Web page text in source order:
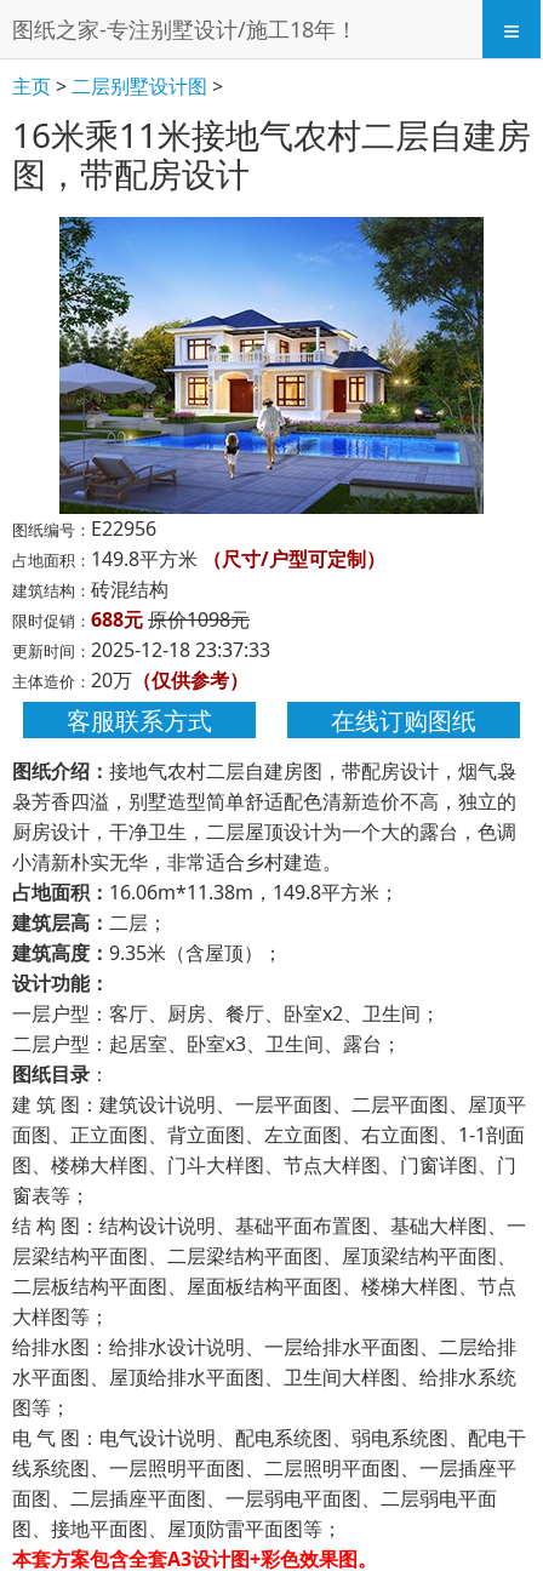
图纸之家-专注别墅设计/施工18年！ ≡
主页>二层别墅设计图 >
16米乘11米接地气农村二层自建房
图，带配房设计
图纸编号： E22956
占地面积： 149.8平方米 （尺寸/户型可定制）
建筑结构： 砖混结构
限时促销： 688元原价1098元
更新时间： 2025-12-18 23:37:33
主体造价： 20万 （仅供参考）
客服联系方式 在线订购图纸
图纸介绍： 接地气农村二层自建房图，带配房设计，烟气袅
袅芳香四溢，别墅造型简单舒适配色清新造价不高，独立的
厨房设计，干净卫生，二层屋顶设计为一个大的露台，色调
小清新朴实无华，非常适合乡村建造。
占地面积： 16.06m*11.38m，149.8平方米；
建筑层高： 二层；
建筑高度： 9.35米（含屋顶）；
设计功能：
一层户型：客厅、厨房、餐厅、卧室x2、卫生间；
二层户型：起居室、卧室x3、卫生间、露台；
图纸目录 ：
建 筑 图：建筑设计说明、一层平面图、二层平面图、屋顶平
面图、正立面图、背立面图、左立面图、右立面图、1-1剖面
图、楼梯大样图、门斗大样图、节点大样图、门窗详图、门
窗表等；
结 构 图：结构设计说明、基础平面布置图、基础大样图、一
层梁结构平面图、二层梁结构平面图、屋顶梁结构平面图、
二层板结构平面图、屋面板结构平面图、楼梯大样图、节点
大样图等；
给排水图：给排水设计说明、一层给排水平面图、二层给排
水平面图、屋顶给排水平面图、卫生间大样图、给排水系统
图等；
电 气 图：电气设计说明、配电系统图、弱电系统图、配电干
线系统图、一层照明平面图、二层照明平面图、一层插座平
面图、二层插座平面图、一层弱电平面图、二层弱电平面
图、接地平面图、屋顶防雷平面图等；
本套方案包含全套A3设计图+彩色效果图。